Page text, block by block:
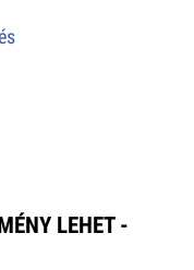
LEHET -